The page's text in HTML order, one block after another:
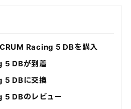
Racing 5 DBを購入
5 DBが到着
5 DBに交換
DBのレビュー